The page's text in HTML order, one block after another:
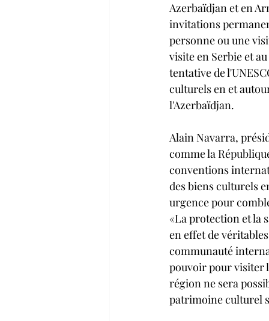
Azerbaïdjan et en
invitations
personne ou une
visite en Serbie et
tentative de
culturels en et
l'Azerbaïdjan.
Alain Navarra,
comme la
conventions
des biens culturels
urgence pour
«La protection et la
en effet de
communauté
pouvoir pour visiter
région ne sera
patrimoine culturel